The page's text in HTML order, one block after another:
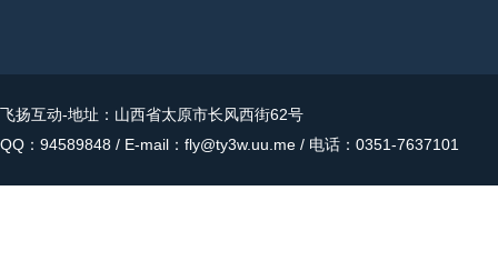
飞扬互动-地址：山西省太原市长风西街62号
QQ：94589848 / E-mail：fly@ty3w.uu.me / 电话：0351-7637101